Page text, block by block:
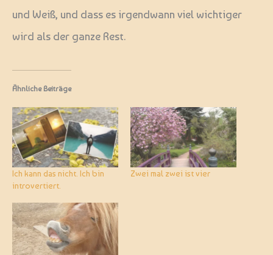
und Weiß, und dass es irgendwann viel wichtiger
wird als der ganze Rest.
Ähnliche Beiträge
Ich kann das nicht. Ich bin
introvertiert.
Zwei mal zwei ist vier